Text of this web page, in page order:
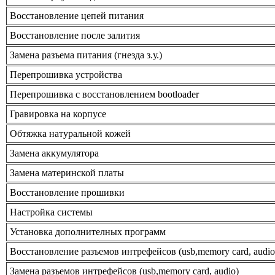
Восстановление цепей питания
Восстановление после залития
Замена разъема питания (гнезда з.у.)
Перепрошивка устройства
Перепрошивка с восстановлением bootloader
Гравировка на корпусе
Обтяжка натуральной кожей
Замена аккумулятора
Замена материнской платы
Восстановление прошивки
Настройка системы
Установка дополнителных программ
Восстановление разъемов интрефейсов (usb,memory card,
Замена разъемов интрефейсов (usb,memory card, audio)